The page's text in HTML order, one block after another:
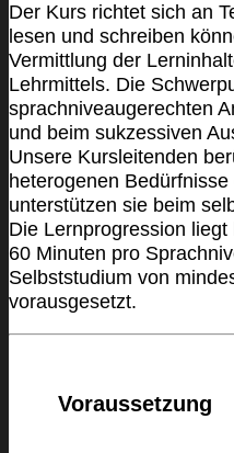
Der Kurs richtet sich an
lesen und schreiben
Vermittlung der
Lehrmittels. Die
sprachniveaugerechten
und beim sukzessiven
Unsere Kursleitenden
heterogenen
unterstützen sie beim
Die Lernprogression
60 Minuten pro
Selbststudium von
vorausgesetzt.
Voraussetzung